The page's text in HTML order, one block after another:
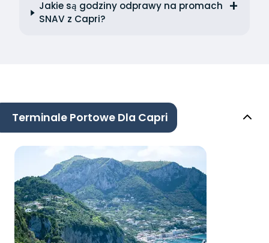
Jakie są godziny odprawy na promach
SNAV z Capri?
Terminale Portowe Dla Capri